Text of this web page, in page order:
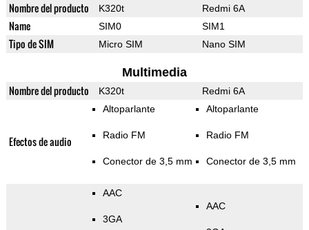
Nombre del producto K320t Redmi 6A
Name SIM0 SIM1
Tipo de SIM Micro SIM Nano SIM
Multimedia
Nombre del producto K320t Redmi 6A
Efectos de audio
Altoparlante
Radio FM
Conector de 3,5 mm
Altoparlante
Radio FM
Conector de 3,5 mm
AAC
3GA
AAC